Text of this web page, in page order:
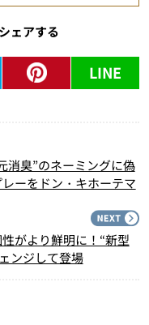
ェアする
LINE
消臭”のネーミングに偽
ーをドン・キホーテマ
がより鮮明に！“新型
ンジして登場